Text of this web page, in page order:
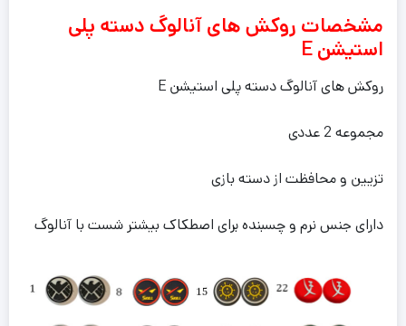
مشخصات روکش های آنالوگ دسته پلی
استیشن E
روکش های آنالوگ دسته پلی استیشن E
مجموعه 2 عددی
تزیین و محافظت از دسته‌ بازی
دارای جنس نرم و چسبنده برای اصطکاک بیشتر شست با آنالوگ